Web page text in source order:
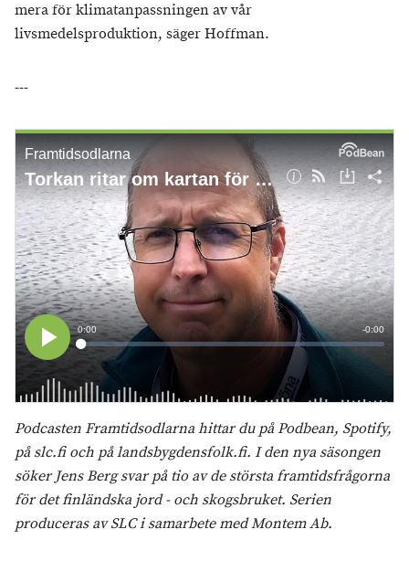
mera för klimatanpassningen av vår
livsmedelsproduktion, säger Hoffman.
---
Podcasten Framtidsodlarna hittar du på Podbean, Spotify,
på slc.fi och på landsbygdensfolk.fi. I den nya säsongen
söker Jens Berg svar på tio av de största framtidsfrågorna
för det finländska jord - och skogsbruket. Serien
produceras av SLC i samarbete med Montem Ab.